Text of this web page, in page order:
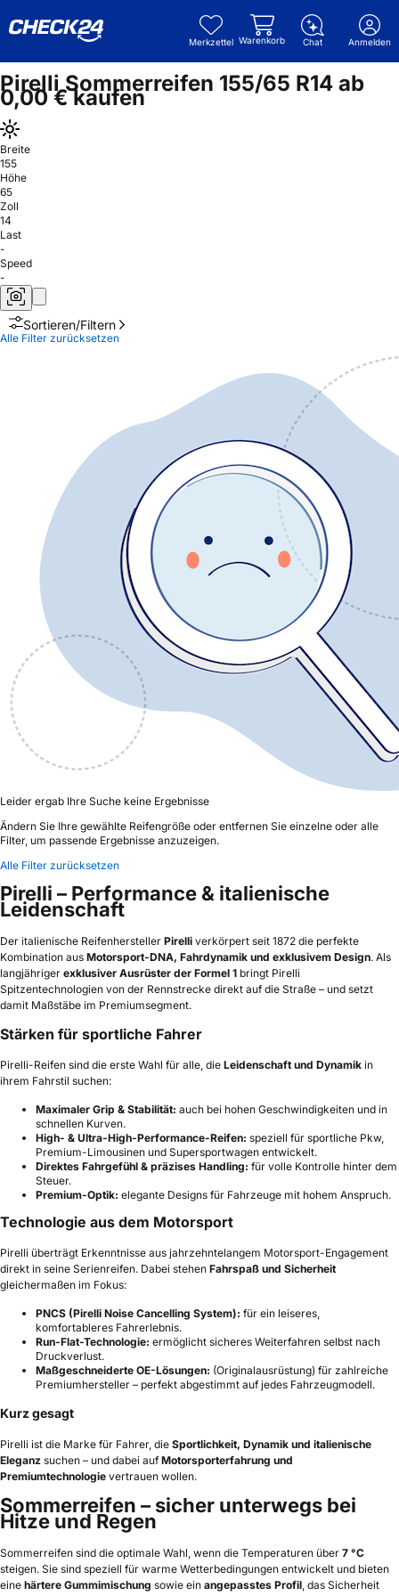
Merkzettel Warenkorb Chat Anmelden
Pirelli Sommerreifen 155/65 R14 ab
0,00 € kaufen
Breite
155
Höhe
65
Zoll
14
Last
-
Speed
-
Sortieren/Filtern
Alle Filter zurücksetzen
Leider ergab Ihre Suche keine Ergebnisse
Ändern Sie Ihre gewählte Reifengröße oder entfernen Sie einzelne oder alle
Filter, um passende Ergebnisse anzuzeigen.
Alle Filter zurücksetzen
Pirelli – Performance & italienische
Leidenschaft
Der italienische Reifenhersteller Pirelli verkörpert seit 1872 die perfekte
Kombination aus Motorsport-DNA, Fahrdynamik und exklusivem Design. Als
langjähriger exklusiver Ausrüster der Formel 1 bringt Pirelli
Spitzentechnologien von der Rennstrecke direkt auf die Straße – und setzt
damit Maßstäbe im Premiumsegment.
Stärken für sportliche Fahrer
Pirelli-Reifen sind die erste Wahl für alle, die Leidenschaft und Dynamik in
ihrem Fahrstil suchen:
Maximaler Grip & Stabilität: auch bei hohen Geschwindigkeiten und in
schnellen Kurven.
High- & Ultra-High-Performance-Reifen: speziell für sportliche Pkw,
Premium-Limousinen und Supersportwagen entwickelt.
Direktes Fahrgefühl & präzises Handling: für volle Kontrolle hinter dem
Steuer.
Premium-Optik: elegante Designs für Fahrzeuge mit hohem Anspruch.
Technologie aus dem Motorsport
Pirelli überträgt Erkenntnisse aus jahrzehntelangem Motorsport-Engagement
direkt in seine Serienreifen. Dabei stehen Fahrspaß und Sicherheit
gleichermaßen im Fokus:
PNCS (Pirelli Noise Cancelling System): für ein leiseres,
komfortableres Fahrerlebnis.
Run-Flat-Technologie: ermöglicht sicheres Weiterfahren selbst nach
Druckverlust.
Maßgeschneiderte OE-Lösungen: (Originalausrüstung) für zahlreiche
Premiumhersteller – perfekt abgestimmt auf jedes Fahrzeugmodell.
Kurz gesagt
Pirelli ist die Marke für Fahrer, die Sportlichkeit, Dynamik und italienische
Eleganz suchen – und dabei aufMotorsporterfahrung und
Premiumtechnologie vertrauen wollen.
Sommerreifen – sicher unterwegs bei
Hitze und Regen
Sommerreifen sind die optimale Wahl, wenn die Temperaturen über 7 °C
steigen. Sie sind speziell für warme Wetterbedingungen entwickelt und bieten
eine härtere Gummimischung sowie ein angepasstes Profil, das Sicherheit